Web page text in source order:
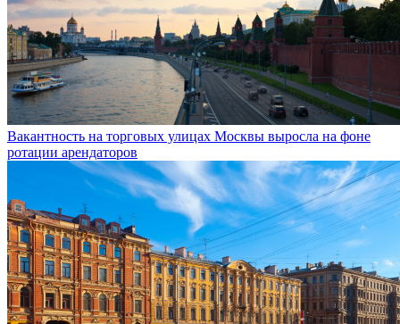
Вакантность на торговых улицах Москвы выросла на фоне
ротации арендаторов